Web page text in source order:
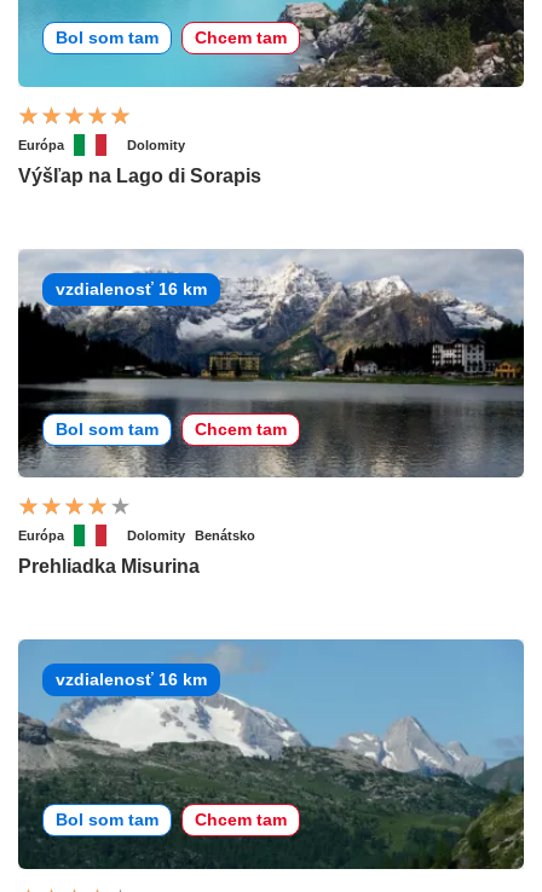
Bol som tam Chcem tam
Európa Dolomity
Výšľap na Lago di Sorapis
vzdialenosť 16 km
Bol som tam Chcem tam
Európa Dolomity Benátsko
Prehliadka Misurina
vzdialenosť 16 km
Bol som tam Chcem tam